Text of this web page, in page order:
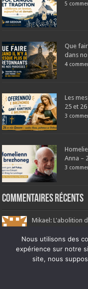
5
Que
dans
4
Les
25 et
3
Anna –
3
Commentaires récents
Mikael: L'abolition
Jules Allix:
1789 comme
Armand de La
Ne manquez pas la
CLIQUEZ ICI
Nous utilisons des
expérience sur notre
site, nous